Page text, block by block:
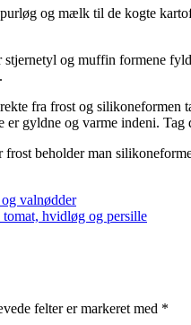
og mælk til de kogte
stjernetyl og muffin formene
fra frost og
gyldne og varme indeni.
beholder man
valnødder
tomat, hvidløg og persille
felter er markeret med *